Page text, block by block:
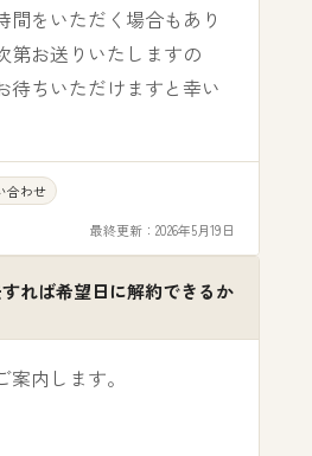
間をいただく場合もあり
第お送りいたしますの
待ちいただけますと幸い
合わせ
最終更新： 2026年5月19日
れば希望日に解約できるか
内します。